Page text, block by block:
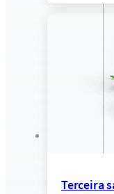
Terceira